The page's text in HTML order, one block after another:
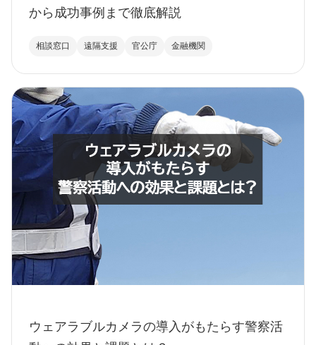
から成功事例まで徹底解説
相談窓口 遠隔支援 官公庁 金融機関
ウェアラブルカメラの導入がもたらす警察活